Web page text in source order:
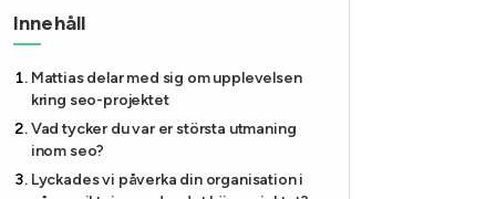
Innehåll
Mattias delar med sig om upplevelsen
kring seo-projektet
Vad tycker du var er största utmaning
inom seo?
Lyckades vi påverka din organisation i